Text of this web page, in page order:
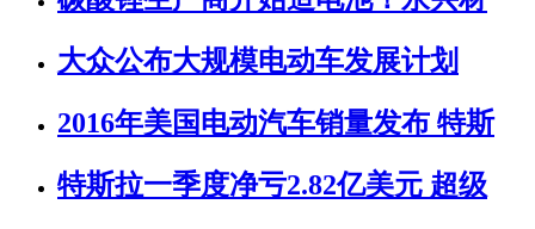
大众公布大规模电动车发展计划
2016年美国电动汽车销量发布 特斯
特斯拉一季度净亏2.82亿美元 超级